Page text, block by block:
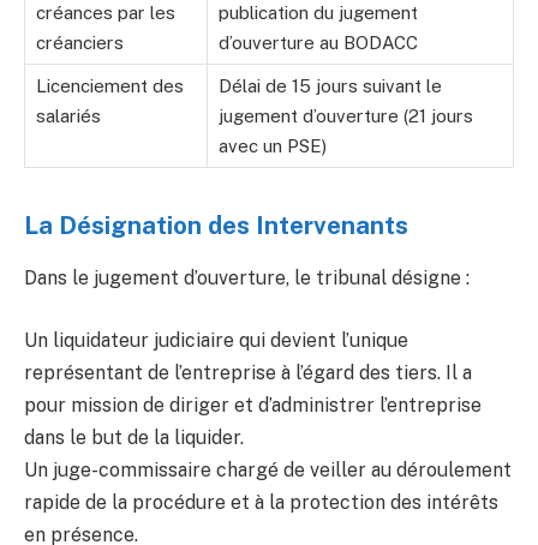
créances par les
créanciers
publication du jugement
d’ouverture au BODACC
Licenciement des
salariés
Délai de 15 jours suivant le
jugement d’ouverture (21 jours
avec un PSE)
La Désignation des Intervenants
Dans le jugement d’ouverture, le tribunal désigne :
Un liquidateur judiciaire qui devient l’unique
représentant de l’entreprise à l’égard des tiers. Il a
pour mission de diriger et d’administrer l’entreprise
dans le but de la liquider.
Un juge-commissaire chargé de veiller au déroulement
rapide de la procédure et à la protection des intérêts
en présence.